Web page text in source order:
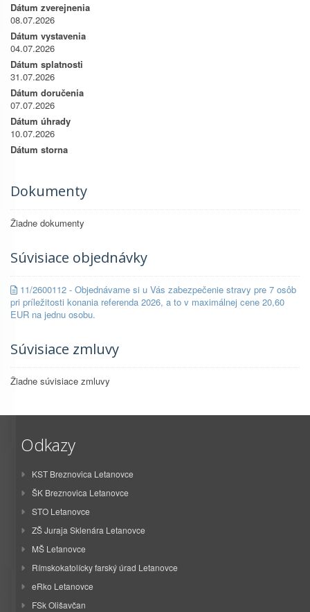
Dátum zverejnenia
08.07.2026
Dátum vystavenia
04.07.2026
Dátum splatnosti
31.07.2026
Dátum doručenia
07.07.2026
Dátum úhrady
10.07.2026
Dátum storna
Dokumenty
Žiadne dokumenty
Súvisiace objednávky
11/2600112 - Objednávame si u Vás zabezpečenie stravy pre 7 osôb
pri príležitosti konania referenda 2026, a to v maximálnej cene 20,60
EUR na jednu osobu.
Súvisiace zmluvy
Žiadne súvisiace zmluvy
Odkazy
KST Breznovica Letanovce
ŠK Breznovica Letanovce
STO Letanovce
ZŠ Juraja Sklenára Letanovce
MŠ Letanovce
Rímskokatolícky farský úrad Letanovce
eRko Letanovce
FSk Olišavčan